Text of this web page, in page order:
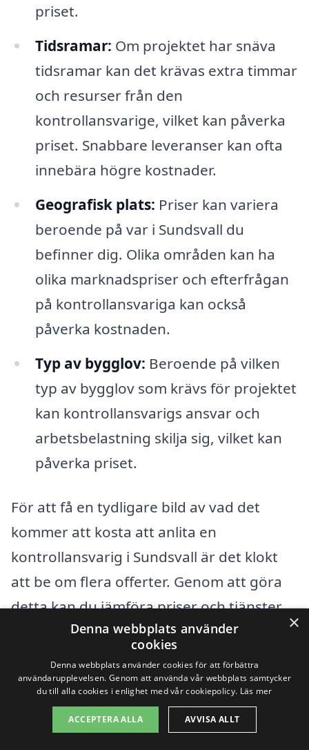
priset.
Tidsramar: Om projektet har snäva
tidsramar kan det krävas extra timmar
och resurser från den
kontrollansvarige, vilket kan påverka
priset. Snabbare leveranser kan ofta
innebära högre kostnader.
Geografisk plats: Priser kan variera
beroende på var i Sundsvall du
befinner dig. Olika områden kan ha
olika marknadspriser och efterfrågan
på kontrollansvariga kan också
påverka kostnaden.
Typ av bygglov: Beroende på vilken
typ av bygglov som krävs för projektet
kan kontrollansvarigs ansvar och
arbetsbelastning skilja sig, vilket kan
påverka priset.
För att få en tydligare bild av vad det
kommer att kosta att anlita en
kontrollansvarig i Sundsvall är det klokt
att be om flera offerter. Genom att göra
detta kan du jämföra priser och tjänster
som erbjuds, samt säkerställa att du får
den expertis och hjälp som just ditt
projekt behöver. Använd gärna
plattformar som kontrollansvarig-pris.se
för att hitta kvalificerade och pålitliga
×
Denna webbplats använder
cookies
Denna webbplats använder cookies för att förbättra
användarupplevelsen. Genom att använda vår webbplats samtycker
du till alla cookies i enlighet med vår cookiepolicy. Läs mer
ACCEPTERA ALLA AVVISA ALLT